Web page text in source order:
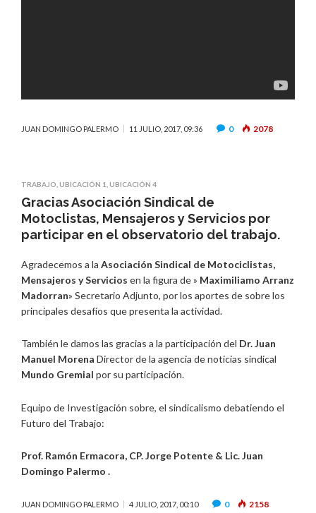
JUAN DOMINGO PALERMO 11 JULIO, 2017, 09:36 0 2078
TRABAJO UBICACIÓN 1 UBICACIÓN 4
Gracias Asociación Sindical de
Motoclistas, Mensajeros y Servicios por
participar en el observatorio del trabajo.
Agradecemos a la Asociación Sindical de Motociclistas,
Mensajeros y Servicios en la figura de » Maximiliamo Arranz
Madorran» Secretario Adjunto, por los aportes de sobre los
principales desafíos que presenta la actividad.
También le damos las gracias a la participación del Dr. Juan
Manuel Morena Director de la agencia de noticias sindical
Mundo Gremial por su participación.
Equipo de Investigación sobre, el sindicalismo debatiendo el
Futuro del Trabajo:
Prof. Ramón Ermacora, CP. Jorge Potente & Lic. Juan
Domingo Palermo .
JUAN DOMINGO PALERMO 4 JULIO, 2017, 00:10 0 2158